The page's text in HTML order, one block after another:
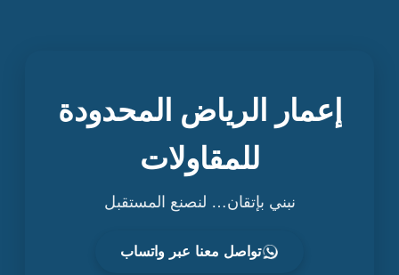
إعمار الرياض المحدودة
للمقاولات
نبني بإتقان… لنصنع المستقبل
تواصل معنا عبر واتساب